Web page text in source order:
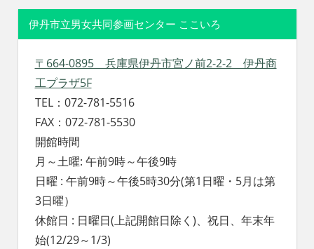
伊丹市立男女共同参画センター ここいろ
〒664-0895 兵庫県伊丹市宮ノ前2-2-2 伊丹商
工プラザ5F
TEL：072-781-5516
FAX：072-781-5530
開館時間
月～土曜: 午前9時～午後9時
日曜 : 午前9時～午後5時30分(第1日曜・5月は第
3日曜）
休館日 : 日曜日(上記開館日除く)、祝日、年末年
始(12/29～1/3)